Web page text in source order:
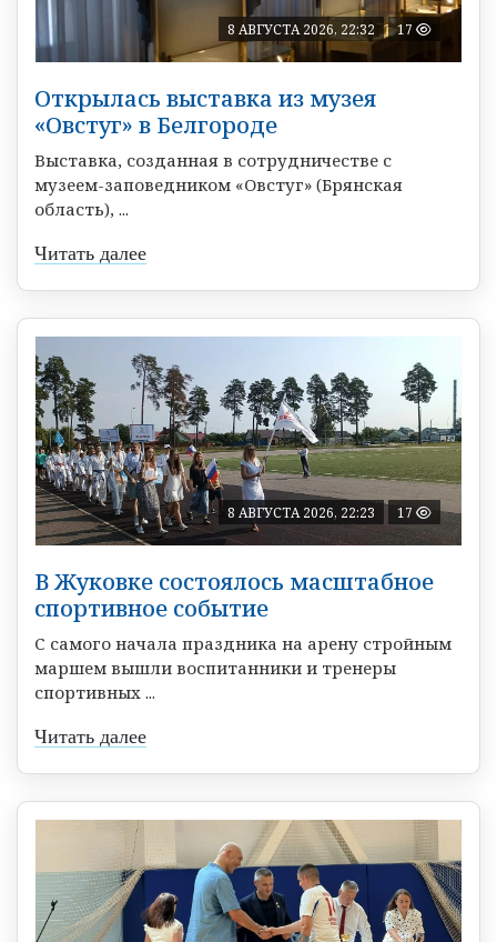
8 АВГУСТА 2026, 22:32 17
Открылась выставка из музея
«Овстуг» в Белгороде
Выставка, созданная в сотрудничестве с
музеем-заповедником «Овстуг» (Брянская
область), ...
Читать далее
8 АВГУСТА 2026, 22:23 17
В Жуковке состоялось масштабное
спортивное событие
С самого начала праздника на арену стройным
маршем вышли воспитанники и тренеры
спортивных ...
Читать далее